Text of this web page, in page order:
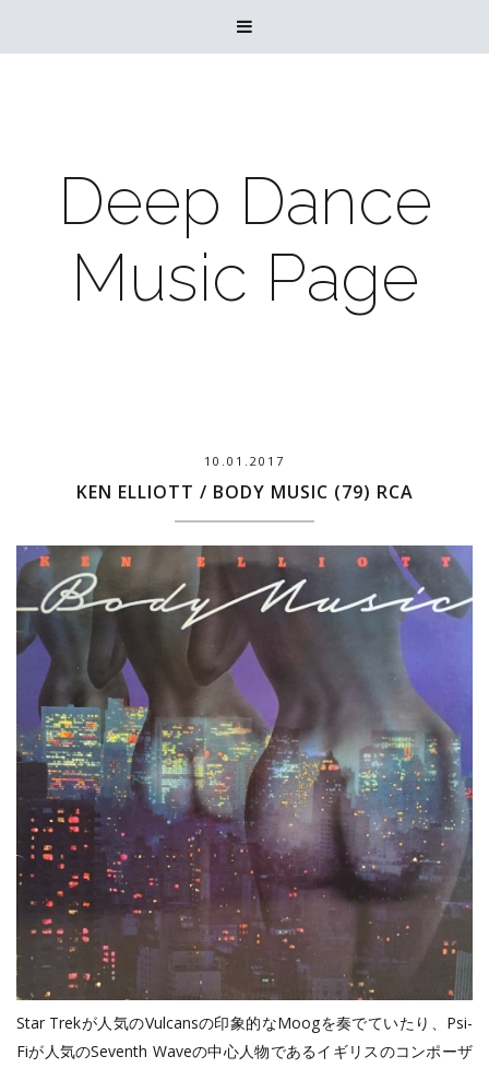

Deep Dance
Music Page
10.01.2017
KEN ELLIOTT / BODY MUSIC (79) RCA
Star Trekが人気のVulcansの印象的なMoogを奏でていたり、Psi-
Fiが人気のSeventh Waveの中心人物であるイギリスのコンポーザ